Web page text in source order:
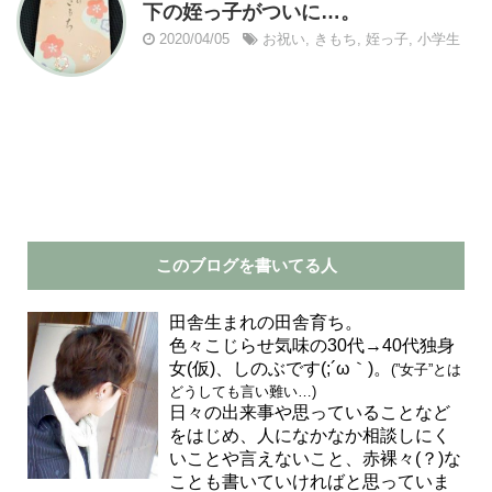
下の姪っ子がついに…。
2020/04/05 お祝い, きもち, 姪っ子, 小学生
このブログを書いてる人
田舎生まれの田舎育ち。
色々こじらせ気味の30代→40代独身
女(仮)、しのぶです(;´ω｀)。(”女子”とは
どうしても言い難い…)
日々の出来事や思っていることなど
をはじめ、人になかなか相談しにく
いことや言えないこと、赤裸々(？)な
ことも書いていければと思っていま